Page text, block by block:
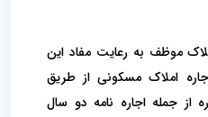
موظف به رعایت مفاد این
املاک مسکونی از طریق
از جمله اجاره نامه دو سال